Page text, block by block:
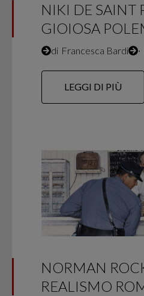
NIKI DE SAINT
GIOIOSA
di Francesca Bardi ∙
LEGGI DI PIÙ
NORMAN
REALISMO